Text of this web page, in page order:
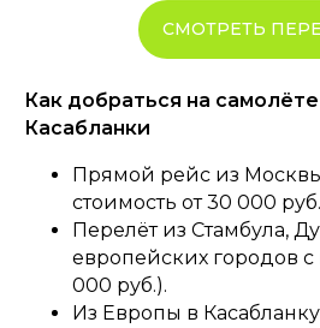
СМОТРЕТЬ
Как добраться на
Касабланки
Прямой рейс из Москвы
стоимость от 30 000
Перелёт из Стамбула,
европейских городов с
000 руб.).
Из Европы в